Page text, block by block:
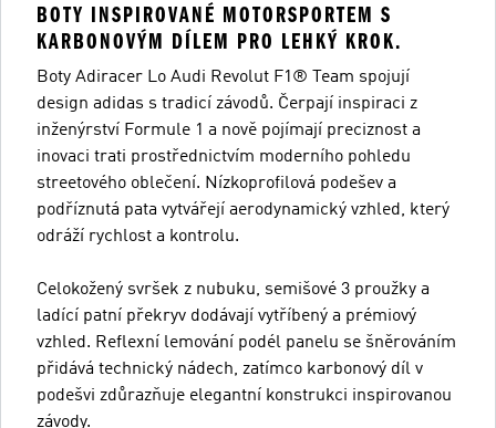
BOTY INSPIROVANÉ MOTORSPORTEM S
KARBONOVÝM DÍLEM PRO LEHKÝ KROK.
Boty Adiracer Lo Audi Revolut F1® Team spojují
design adidas s tradicí závodů. Čerpají inspiraci z
inženýrství Formule 1 a nově pojímají preciznost a
inovaci trati prostřednictvím moderního pohledu
streetového oblečení. Nízkoprofilová podešev a
podříznutá pata vytvářejí aerodynamický vzhled, který
odráží rychlost a kontrolu.
Celokožený svršek z nubuku, semišové 3 proužky a
ladící patní překryv dodávají vytříbený a prémiový
vzhled. Reflexní lemování podél panelu se šněrováním
přidává technický nádech, zatímco karbonový díl v
podešvi zdůrazňuje elegantní konstrukci inspirovanou
závody.